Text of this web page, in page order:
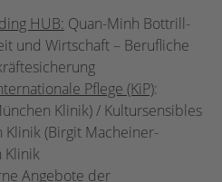
HUB: Quan-Minh Bottrill-
und Wirtschaft – Berufliche
Pflege (KiP):
Klinik) / Kultursensibles
(Birgit Macheiner-
Klinik
Angebote der